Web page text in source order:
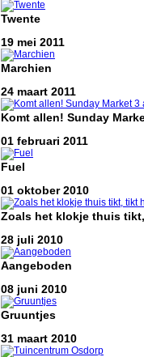
Twente
19 mei 2011
Marchien
24 maart 2011
Komt allen! Sunday
01 februari 2011
Fuel
01 oktober 2010
Zoals het klokje thuis
28 juli 2010
Aangeboden
08 juni 2010
Gruuntjes
31 maart 2010